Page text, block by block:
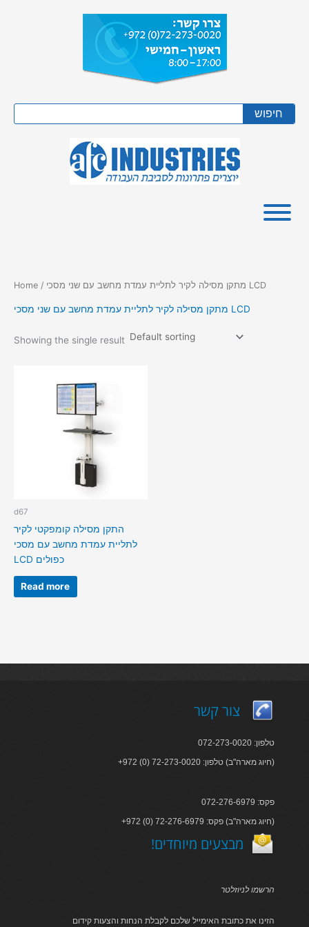
חיפוש
Home / מתקן מסילה לקיר לתליית עמדת מחשב עם שני מסכי LCD
מתקן מסילה לקיר לתליית עמדת מחשב עם שני מסכי LCD
Showing the single result
d67
התקן מסילה קומפקטי לקיר
לתליית עמדת מחשב עם מסכי
LCD כפולים
Read more
צור קשר
טלפון: 072-273-0020
+972 (0) 72-273-0020 :חיוג מארה"ב) טלפון)
פקס: 072-276-6979
+972 (0) 72-276-6979 :חיוג מארה"ב) פקס)
!מבצעים מיוחדים
הרשמו לניוזלטר
הזינו את כתובת האימייל שלכם לקבלת הנחות והצעות קידום